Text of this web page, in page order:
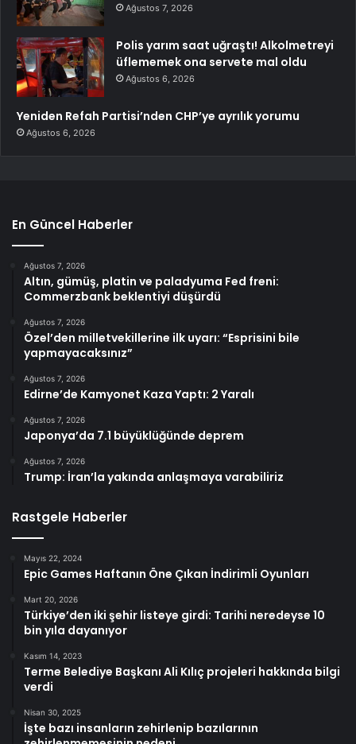
Ağustos 7, 2026
Polis yarım saat uğraştı! Alkolmetreyi
üflememek ona servete mal oldu
Ağustos 6, 2026
Yeniden Refah Partisi’nden CHP’ye ayrılık yorumu
Ağustos 6, 2026
En Güncel Haberler
Ağustos 7, 2026
Altın, gümüş, platin ve paladyuma Fed freni:
Commerzbank beklentiyi düşürdü
Ağustos 7, 2026
Özel’den milletvekillerine ilk uyarı: “Esprisini bile
yapmayacaksınız”
Ağustos 7, 2026
Edirne’de Kamyonet Kaza Yaptı: 2 Yaralı
Ağustos 7, 2026
Japonya’da 7.1 büyüklüğünde deprem
Ağustos 7, 2026
Trump: İran’la yakında anlaşmaya varabiliriz
Rastgele Haberler
Mayıs 22, 2024
Epic Games Haftanın Öne Çıkan İndirimli Oyunları
Mart 20, 2026
Türkiye’den iki şehir listeye girdi: Tarihi neredeyse 10
bin yıla dayanıyor
Kasım 14, 2023
Terme Belediye Başkanı Ali Kılıç projeleri hakkında bilgi
verdi
Nisan 30, 2025
İşte bazı insanların zehirlenip bazılarının